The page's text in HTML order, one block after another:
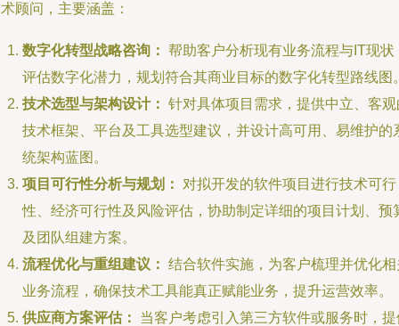
顾问，主要涵盖：
数字化转型战略咨询： 帮助客户分析现有业务流程与IT现状
评估数字化潜力，规划符合其商业目标的数字化转型路线图
技术选型与架构设计： 针对具体项目需求，提供中立、客观
技术框架、平台及工具选型建议，并设计高可用、易维护的
统架构蓝图。
项目可行性分析与规划：
对拟开发的软件项目进行技术可行
性、经济可行性及风险评估，协助制定详细的项目计划、预
及团队组建方案。
流程优化与重组建议： 结合软件实施，为客户梳理并优化相
业务流程，确保技术工具能真正赋能业务，提升运营效率。
供应商方案评估：
当客户考虑引入第三方软件或服务时，提